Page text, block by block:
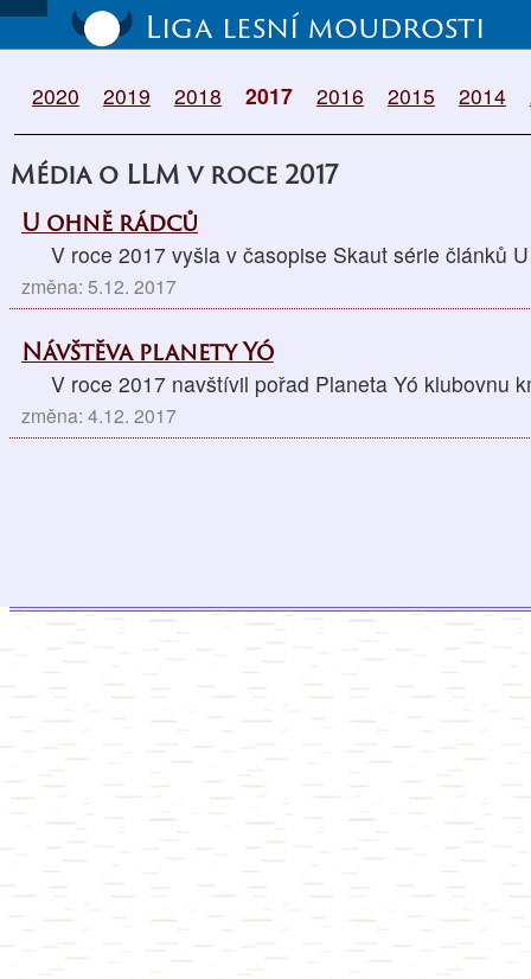
Liga lesní moudrosti
2020 2019 2018 2017 2016 2015 2014
Média o LLM v roce 2017
U ohně rádců
V roce 2017 vyšla v časopise Skaut série článků
změna: 5.12. 2017
Návštěva planety Yó
V roce 2017 navštívil pořad Planeta Yó klubovnu
změna: 4.12. 2017